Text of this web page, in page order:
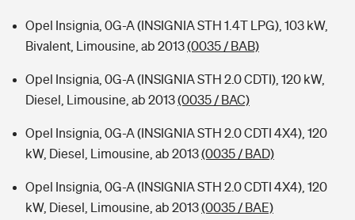
Opel Insignia, 0G-A (INSIGNIA STH 1.4T LPG), 103 kW,
Bivalent, Limousine, ab 2013(0035 / BAB)
Opel Insignia, 0G-A (INSIGNIA STH 2.0 CDTI), 120 kW,
Diesel, Limousine, ab 2013(0035 / BAC)
Opel Insignia, 0G-A (INSIGNIA STH 2.0 CDTI 4X4), 120
kW, Diesel, Limousine, ab 2013(0035 / BAD)
Opel Insignia, 0G-A (INSIGNIA STH 2.0 CDTI 4X4), 120
kW, Diesel, Limousine, ab 2013(0035 / BAE)